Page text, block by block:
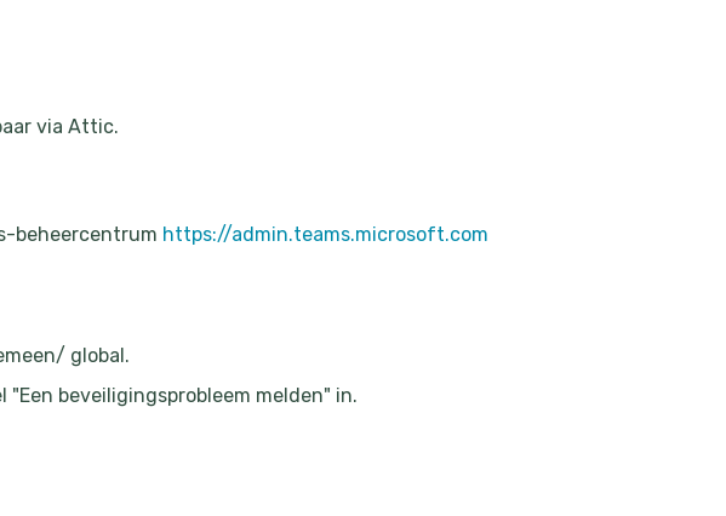
via Attic.
beheercentrum https://admin.teams.microsoft.com
global.
"Een beveiligingsprobleem melden" in.